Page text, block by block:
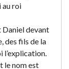
au roi
Daniel devant
des fils de la
le nom est